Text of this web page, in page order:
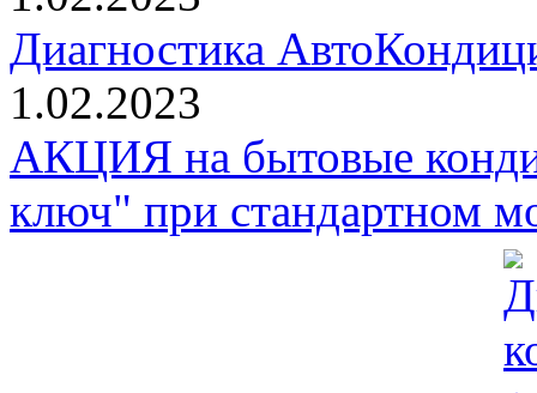
Диагностика
1.02.2023
АКЦИЯ на бытовые
ключ" при стандартном